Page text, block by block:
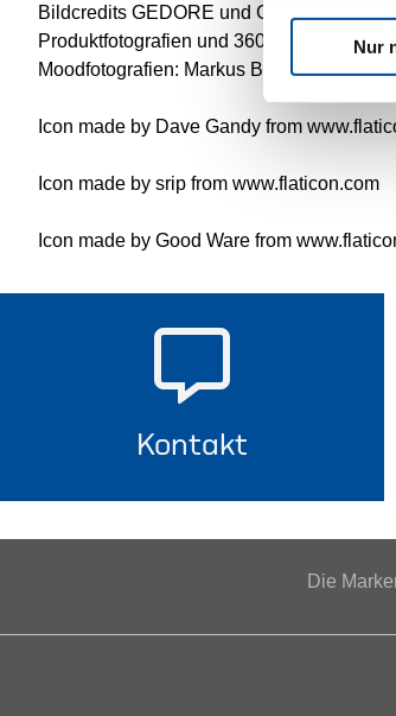
Nur
Bildcredits GEDORE und GEDORE red:
Produktfotografien und 360°Ansichten:
Moodfotografien: Markus Braumann
Icon made by Dave Gandy from
Icon made by srip from www.flaticon.com
Icon made by Good Ware from
Kontakt
Die